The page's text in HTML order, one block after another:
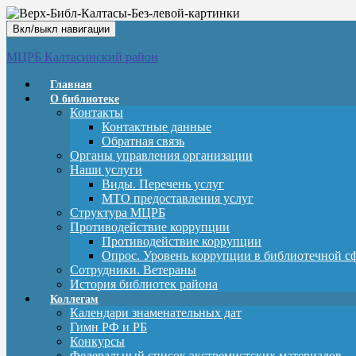
Вкл/выкл навигации
МЦРБ Калтасинский район
Главная
О библиотеке
Контакты
Контактные данные
Обратная связь
Органы управления организации
Наши услуги
Виды. Перечень услуг
МТО предоставления услуг
Структура МЦРБ
Противодействие коррупции
Противодействие коррупции
Опрос. Уровень коррупции в библиотечной
Сотрудники. Ветераны
История библиотек района
Коллегам
Календари знаменательных дат
Гимн РФ и РБ
Конкурсы